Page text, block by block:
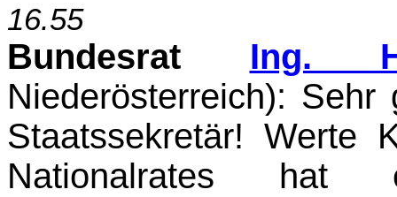
16.55
Bundesrat Ing.
Niederösterreich): Sehr
Staatssekretär! Werte
Nationalrates hat